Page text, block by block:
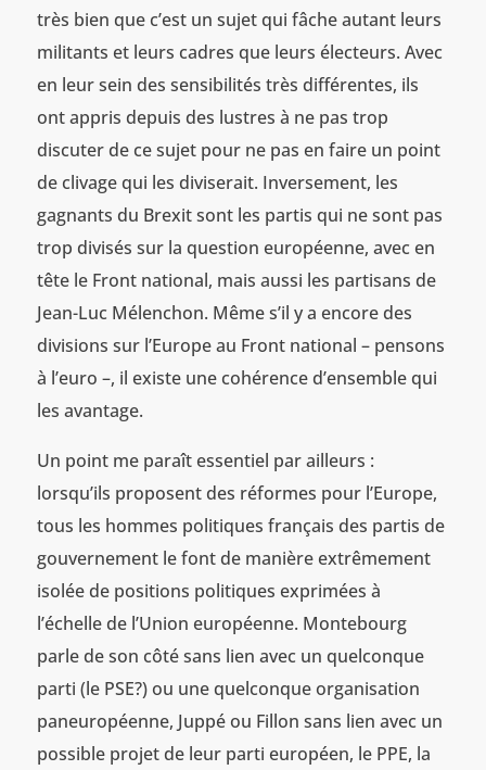
très bien que c’est un sujet qui fâche autant leurs
militants et leurs cadres que leurs électeurs. Avec
en leur sein des sensibilités très différentes, ils
ont appris depuis des lustres à ne pas trop
discuter de ce sujet pour ne pas en faire un point
de clivage qui les diviserait. Inversement, les
gagnants du Brexit sont les partis qui ne sont pas
trop divisés sur la question européenne, avec en
tête le Front national, mais aussi les partisans de
Jean-Luc Mélenchon. Même s’il y a encore des
divisions sur l’Europe au Front national – pensons
à l’euro –, il existe une cohérence d’ensemble qui
les avantage.
Un point me paraît essentiel par ailleurs :
lorsqu’ils proposent des réformes pour l’Europe,
tous les hommes politiques français des partis de
gouvernement le font de manière extrêmement
isolée de positions politiques exprimées à
l’échelle de l’Union européenne. Montebourg
parle de son côté sans lien avec un quelconque
parti (le PSE?) ou une quelconque organisation
paneuropéenne, Juppé ou Fillon sans lien avec un
possible projet de leur parti européen, le PPE, la